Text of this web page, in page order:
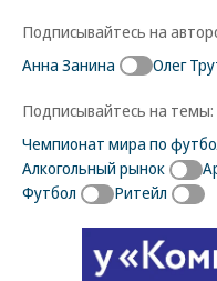
Подписывайтесь на
Анна Занина
Олег
Подписывайтесь на темы:
Чемпионат мира по
Алкогольный рынок
Футбол
Ритейл